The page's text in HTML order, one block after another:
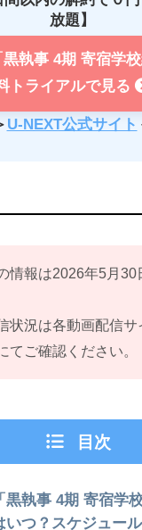
放題】
黒執事 4期 寄宿学
トライアルで見る
U-NEXT公式サイト
情報は2026年5月30
状況は各動画配信サ
てご確認ください。
目次
黒執事 4期 寄宿学
いつ？スケジュー